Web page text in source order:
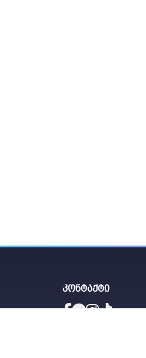
კონტაქტი